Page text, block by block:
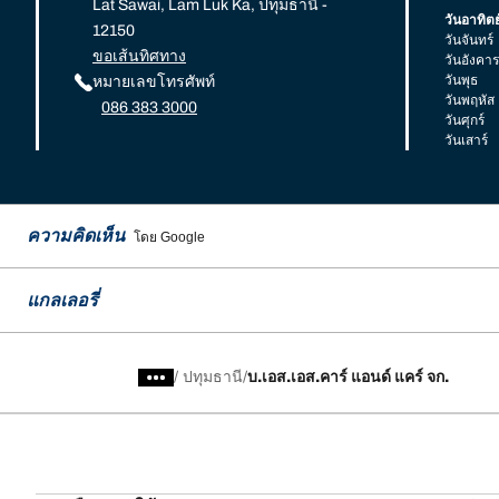
Lat Sawai, Lam Luk Ka, ปทุมธานี -
12150
ขอเส้นทิศทาง
หมายเลขโทรศัพท์
086 383 3000
วันอาทิต
วันจันทร์
วันอังคาร
วันพุธ
วันพฤหัส
วันศุกร์
วันเสาร์
ความคิดเห็น โดย Google
แกลเลอรี่
/ ปทุมธานี บ.เอส.เอส.คาร์ แอนด์ แคร์ จก.